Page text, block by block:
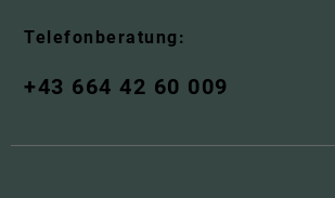
Telefonberatung:
+43 664 42 60 009